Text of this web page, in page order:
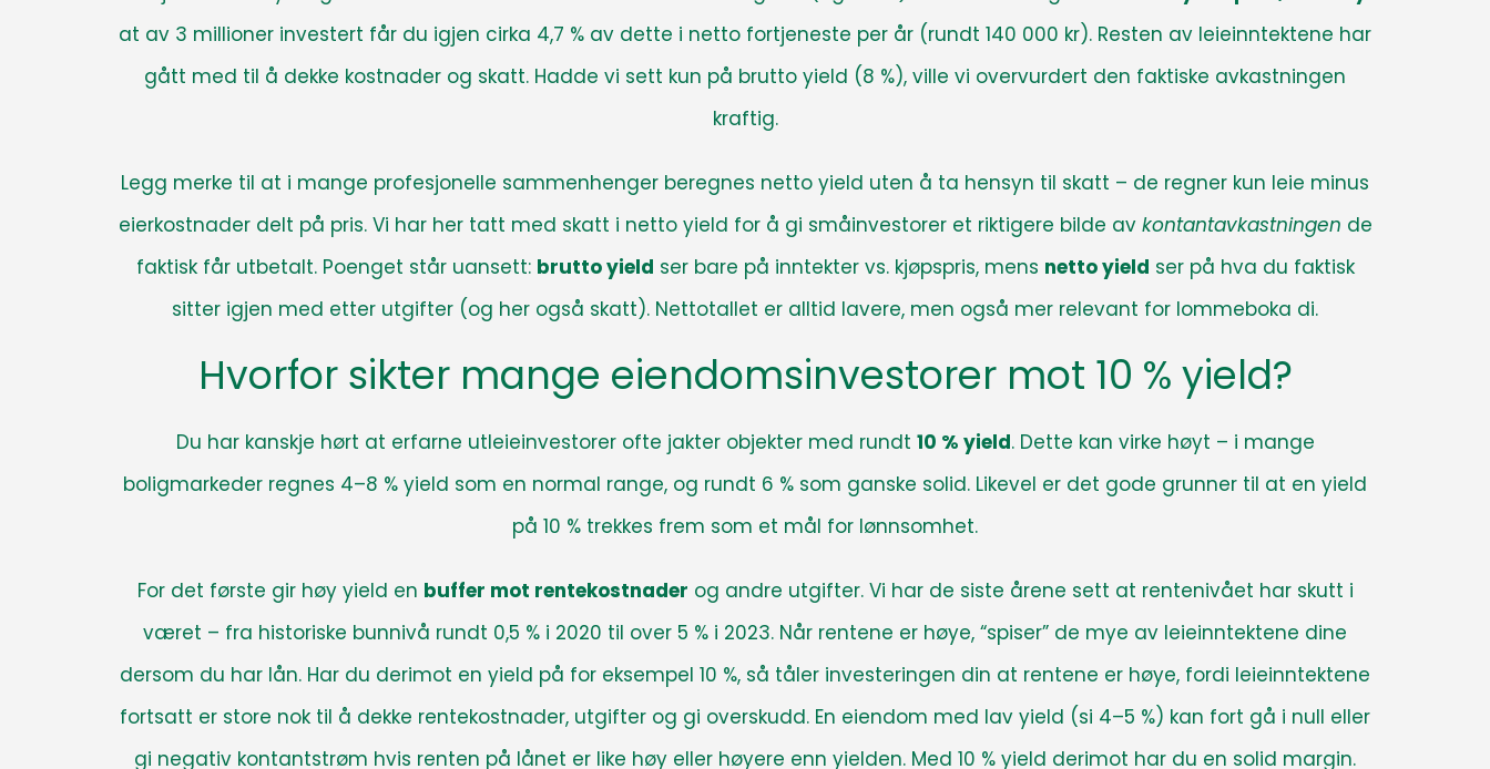
at av 3 millioner investert får du igjen cirka 4,7 % av dette i netto fortjeneste per år (rundt 140 000 kr). Resten av leieinntektene har
gått med til å dekke kostnader og skatt. Hadde vi sett kun på brutto yield (8 %), ville vi overvurdert den faktiske avkastningen
kraftig.
Legg merke til at i mange profesjonelle sammenhenger beregnes netto yield uten å ta hensyn til skatt – de regner kun leie minus
eierkostnader delt på pris. Vi har her tatt med skatt i netto yield for å gi småinvestorer et riktigere bilde av kontantavkastningen de
faktisk får utbetalt. Poenget står uansett: brutto yield ser bare på inntekter vs. kjøpspris, mens netto yield ser på hva du faktisk
sitter igjen med etter utgifter (og her også skatt). Nettotallet er alltid lavere, men også mer relevant for lommeboka di.
Hvorfor sikter mange eiendomsinvestorer mot 10 % yield?
Du har kanskje hørt at erfarne utleieinvestorer ofte jakter objekter med rundt 10 % yield. Dette kan virke høyt – i mange
boligmarkeder regnes 4–8 % yield som en normal range, og rundt 6 % som ganske solid. Likevel er det gode grunner til at en yield
på 10 % trekkes frem som et mål for lønnsomhet.
For det første gir høy yield en buffer mot rentekostnader og andre utgifter. Vi har de siste årene sett at rentenivået har skutt i
været – fra historiske bunnivå rundt 0,5 % i 2020 til over 5 % i 2023. Når rentene er høye, “spiser” de mye av leieinntektene dine
dersom du har lån. Har du derimot en yield på for eksempel 10 %, så tåler investeringen din at rentene er høye, fordi leieinntektene
fortsatt er store nok til å dekke rentekostnader, utgifter og gi overskudd. En eiendom med lav yield (si 4–5 %) kan fort gå i null eller
gi negativ kontantstrøm hvis renten på lånet er like høy eller høyere enn yielden. Med 10 % yield derimot har du en solid margin.